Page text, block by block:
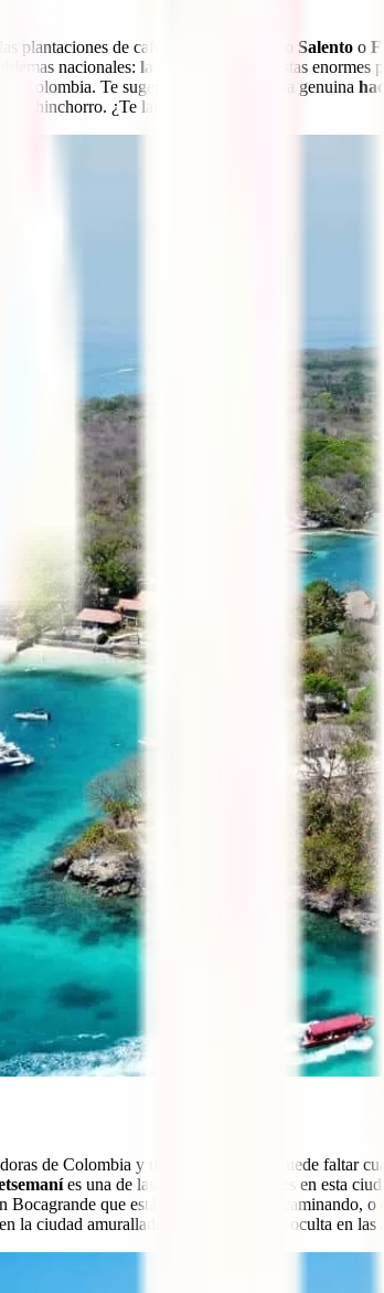
plantaciones de café, con lugares como Salento o
nacionales: la palma de cera
. Estas
Colombia. Te sugerimos dormir en una genuina
chinchorro. ¿Te late?
de Colombia y un destino que no puede faltar
es una de las mejores actividades en esta
que está cerca y accesible caminando, o
la ciudad amurallada mientras el sol se oculta en las